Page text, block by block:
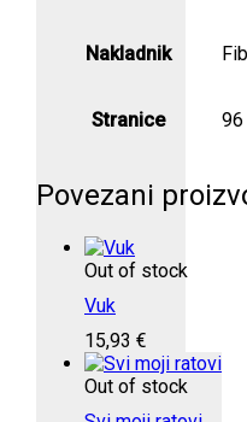
Nakladnik
Stranice 96
Povezani
Out of stock
Vuk
15,93 €
Out of stock